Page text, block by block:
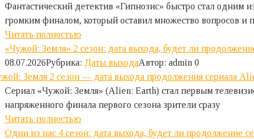
Фантастический детектив «Гипнозис» быстро стал одним
громким финалом, который оставил множество вопросов и
Читать полностью
«Чужой: Земля» 2 сезон: дата выхода, будет ли
08.07.2026Рубрика: Даты выходаАвтор: admin 0
Сериал «Чужой: Земля» (Alien: Earth) стал первым
напряженного финала первого сезона зрители сразу
Читать полностью
Одни из нас 4 сезон: дата выхода, будет ли продолжение